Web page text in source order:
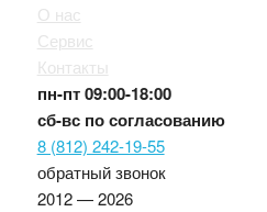
О нас
Сервис
Контакты
пн-пт09:00-18:00
сб-вс по согласованию
8 (812) 242-19-55
обратный звонок
2012 — 2026